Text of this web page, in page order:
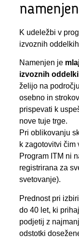
K udeležbi v
izvoznih
Namenjen je
izvoznih
želijo na
osebno in
prispevati k
nove tuje trge.
Pri oblikovanju
k zagotovitvi čim
Program ITM ni
registrirana za
svetovanje).
Prednost pri
do 40 let, ki
podjetij z
odstotki